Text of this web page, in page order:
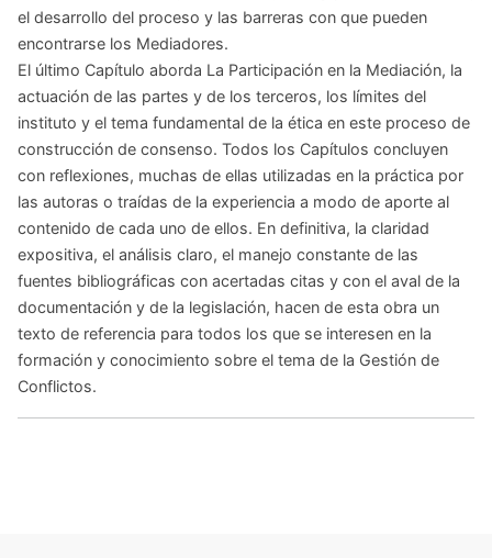
el desarrollo del proceso y las barreras con que pueden
encontrarse los Mediadores.
El último Capítulo aborda La Participación en la Mediación, la
actuación de las partes y de los terceros, los límites del
instituto y el tema fundamental de la ética en este proceso de
construcción de consenso. Todos los Capítulos concluyen
con reflexiones, muchas de ellas utilizadas en la práctica por
las autoras o traídas de la experiencia a modo de aporte al
contenido de cada uno de ellos. En definitiva, la claridad
expositiva, el análisis claro, el manejo constante de las
fuentes bibliográficas con acertadas citas y con el aval de la
documentación y de la legislación, hacen de esta obra un
texto de referencia para todos los que se interesen en la
formación y conocimiento sobre el tema de la Gestión de
Conflictos.